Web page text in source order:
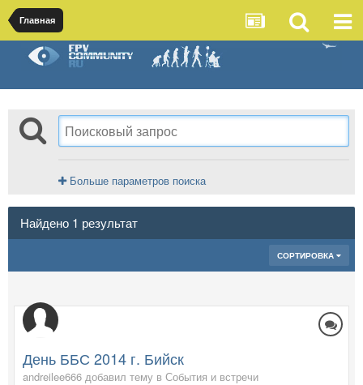
Главная
Больше параметров поиска
Найдено 1 результат
СОРТИРОВКА
День ББС 2014 г. Бийск
andreilee666 добавил тему в События и встречи